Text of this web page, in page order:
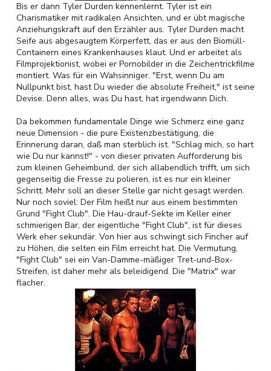
Bis er dann Tyler Durden kennenlernt. Tyler ist ein
Charismatiker mit radikalen Ansichten, und er übt magische
Anziehungskraft auf den Erzähler aus. Tyler Durden macht
Seife aus abgesaugtem Körperfett, das er aus den Biomüll-
Containern eines Krankenhauses klaut. Und er arbeitet als
Filmprojektionist, wobei er Pornobilder in die Zeichentrickfilme
montiert. Was für ein Wahsinniger. "Erst, wenn Du am
Nullpunkt bist, hast Du wieder die absolute Freiheit," ist seine
Devise. Denn alles, was Du hast, hat irgendwann Dich.
Da bekommen fundamentale Dinge wie Schmerz eine ganz
neue Dimension - die pure Existenzbestätigung, die
Erinnerung daran, daß man sterblich ist. "Schlag mich, so hart
wie Du nur kannst!" - von dieser privaten Aufforderung bis
zum kleinen Geheimbund, der sich allabendlich trifft, um sich
gegenseitig die Fresse zu polieren, ist es nur ein kleiner
Schritt. Mehr soll an dieser Stelle gar nicht gesagt werden.
Nur noch soviel: Der Film heißt nur aus einem bestimmten
Grund "Fight Club". Die Hau-drauf-Sekte im Keller einer
schmierigen Bar, der eigentliche "Fight Club", ist für dieses
Werk eher sekundär. Von hier aus schwingt sich Fincher auf
zu Höhen, die selten ein Film erreicht hat. Die Vermutung,
"Fight Club" sei ein Van-Damme-mäßiger Tret-und-Box-
Streifen, ist daher mehr als beleidigend. Die "Matrix" war
flacher.